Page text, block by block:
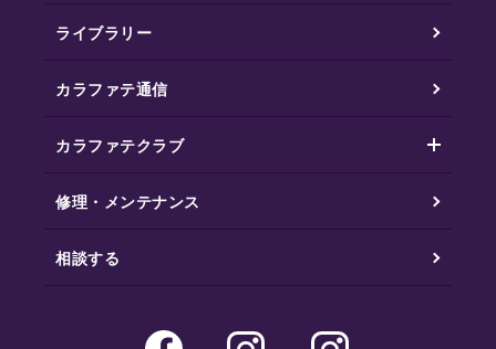
ライブラリー
カラファテ通信
カラファテクラブ
修理・メンテナンス
相談する